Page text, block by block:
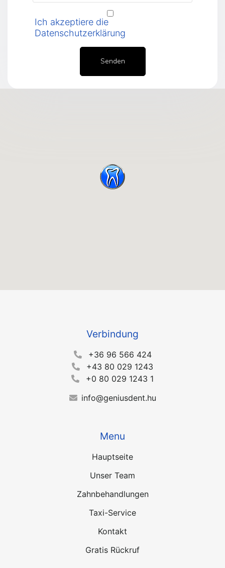
Ich akzeptiere die
Datenschutzerklärung
Senden
Verbindung
+36 96 566 424
+43 80 029 1243
+0 80 029 1243 1
info@geniusdent.hu
Menu
Hauptseite
Unser Team
Zahnbehandlungen
Taxi-Service
Kontakt
Gratis Rückruf